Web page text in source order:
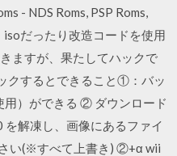
- NDS Roms, PSP Roms,
だったり改造コードを使用
ますが、果たしてハックで
クするとできること①：バッ
用）ができる ② ダウンロード
を解凍し、画像にあるファイ
い(※すべて上書き) ②+α wii